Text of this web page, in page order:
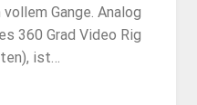
Gange. Analog
360 Grad Video Rig
ist…